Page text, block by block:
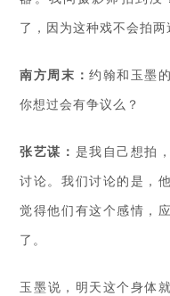
了，因为这种戏不会拍两
南方周末：约翰和玉墨
你想过会有争议么？
张艺谋： 是我自己想拍
讨论。我们讨论的是，
觉得他们有这个感情，
了。
玉墨说，明天这个身体